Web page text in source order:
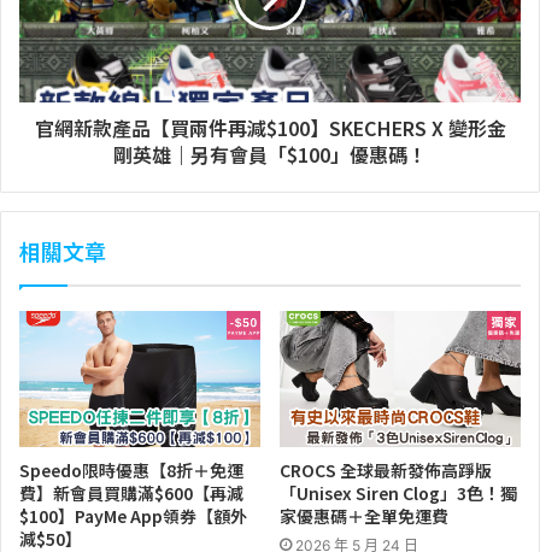
官網新款產品【買兩件再減$100】SKECHERS X 變形金
剛英雄｜另有會員「$100」優惠碼！
相關文章
Speedo限時優惠【8折＋免運
費】新會員買購滿$600【再減
$100】PayMe App領券【額外
減$50】
CROCS 全球最新發佈高踭版
「Unisex Siren Clog」3色！獨
家優惠碼＋全單免運費
2026 年 5 月 24 日